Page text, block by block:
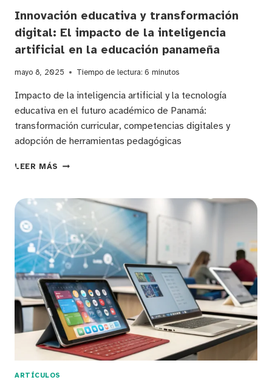
Innovación educativa y transformación
digital: El impacto de la inteligencia
artificial en la educación panameña
mayo 8, 2025 Tiempo de lectura: 6 minutos
Impacto de la inteligencia artificial y la tecnología
educativa en el futuro académico de Panamá:
transformación curricular, competencias digitales y
adopción de herramientas pedagógicas
LEER MÁS INNOVACIÓN
TRANSFORMACIÓN
DIGITAL:
EL
IMPACTO
DE
LA
INTELIGENCIA
ARTIFICIAL
EN
LA
EDUCACIÓN
PANAMEÑA
ARTÍCULOS